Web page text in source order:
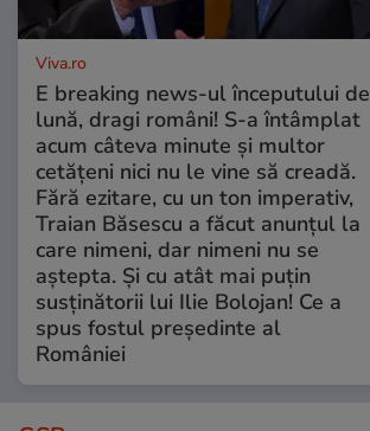
Viva.ro
E breaking news-ul începutului de
lună, dragi români! S-a întâmplat
acum câteva minute și multor
cetățeni nici nu le vine să creadă.
Fără ezitare, cu un ton imperativ,
Traian Băsescu a făcut anunțul la
care nimeni, dar nimeni nu se
aștepta. Și cu atât mai puțin
susținătorii lui Ilie Bolojan! Ce a
spus fostul președinte al
României